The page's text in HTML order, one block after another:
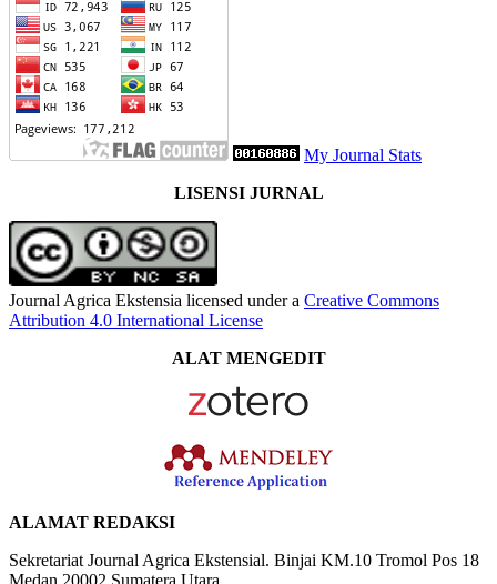
My Journal Stats
LISENSI JURNAL
Journal Agrica Ekstensia licensed under a Creative Commons
Attribution 4.0 International License
ALAT MENGEDIT
ALAMAT REDAKSI
Sekretariat Journal Agrica Ekstensial. Binjai KM.10 Tromol Pos 18
Medan 20002 Sumatera Utara.